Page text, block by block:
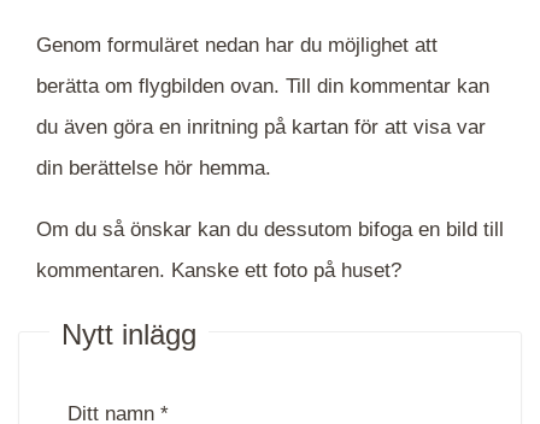
Genom formuläret nedan har du möjlighet att
berätta om flygbilden ovan. Till din kommentar kan
du även göra en inritning på kartan för att visa var
din berättelse hör hemma.
Om du så önskar kan du dessutom bifoga en bild till
kommentaren. Kanske ett foto på huset?
Nytt inlägg
Ditt namn *